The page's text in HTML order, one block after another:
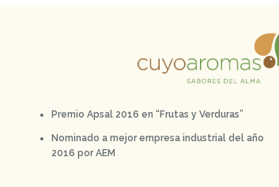
Premio Apsal 2016 en “Frutas y Verduras”
Nominado a mejor empresa industrial del año
2016 por AEM